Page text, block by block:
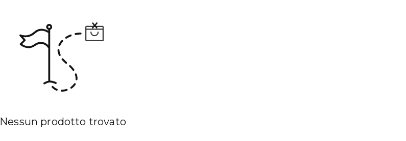
Nessun prodotto trovato